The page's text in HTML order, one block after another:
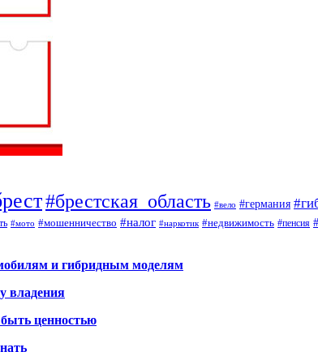
#брестская_область #вело #германия
#мото #мошенничество #налог #наркотик #недвижимость #пенсия
и гибридным моделям
владения
ценностью